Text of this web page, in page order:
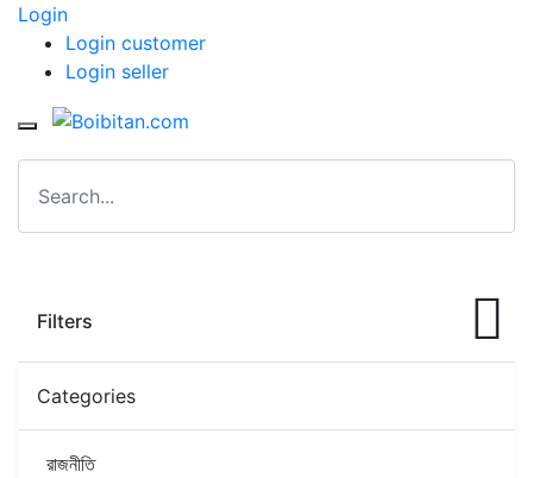
Login
Login customer
Login seller
Filters
Categories
রাজনীতি